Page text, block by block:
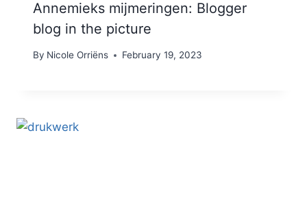
Annemieks mijmeringen: Blogger
blog in the picture
By Nicole Orriëns February 19, 2023